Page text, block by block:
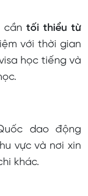
cầntối thiểu từ
với thời gian
học tiếng và
dao động
vực và nơi xin
khác.